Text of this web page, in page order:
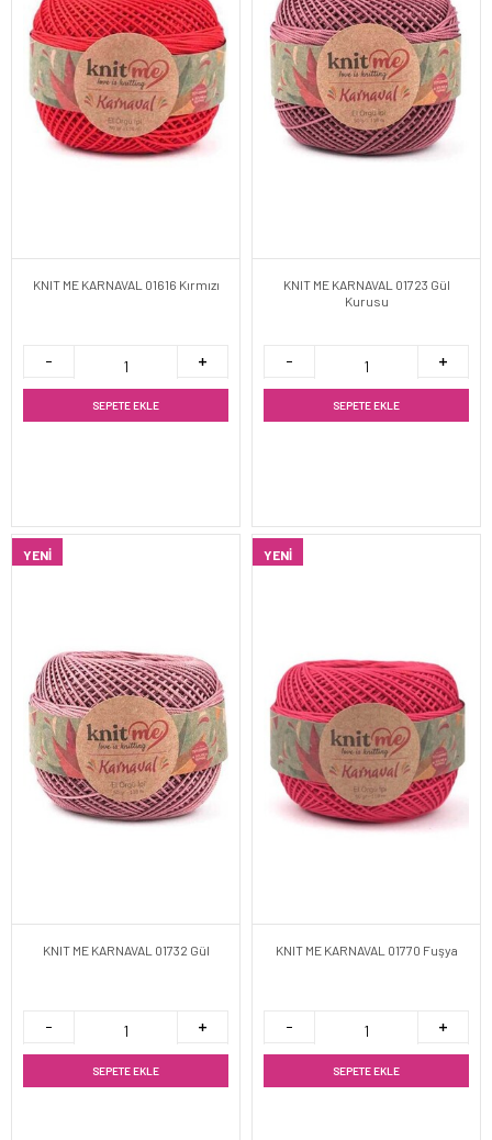
KNIT ME KARNAVAL 01616 Kırmızı
SEPETE EKLE
KNIT ME KARNAVAL 01723 Gül
Kurusu
SEPETE EKLE
YENI
KNIT ME KARNAVAL 01732 Gül
SEPETE EKLE
YENI
KNIT ME KARNAVAL 01770 Fuşya
SEPETE EKLE